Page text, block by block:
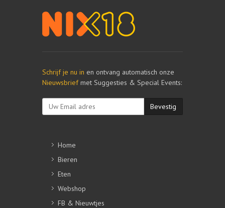
Schrijf je nu in en ontvang automatisch onze
Nieuwsbriefmet Suggesties & Special Events:
Bevestig
Home
Bieren
Eten
Webshop
FB & Nieuwtjes